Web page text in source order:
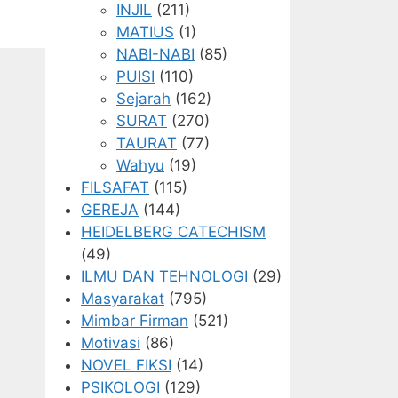
INJIL (211)
MATIUS (1)
NABI-NABI (85)
PUISI (110)
Sejarah (162)
SURAT (270)
TAURAT (77)
Wahyu (19)
FILSAFAT (115)
GEREJA (144)
HEIDELBERG CATECHISM
(49)
ILMU DAN TEHNOLOGI (29)
Masyarakat (795)
Mimbar Firman (521)
Motivasi (86)
NOVEL FIKSI (14)
PSIKOLOGI (129)